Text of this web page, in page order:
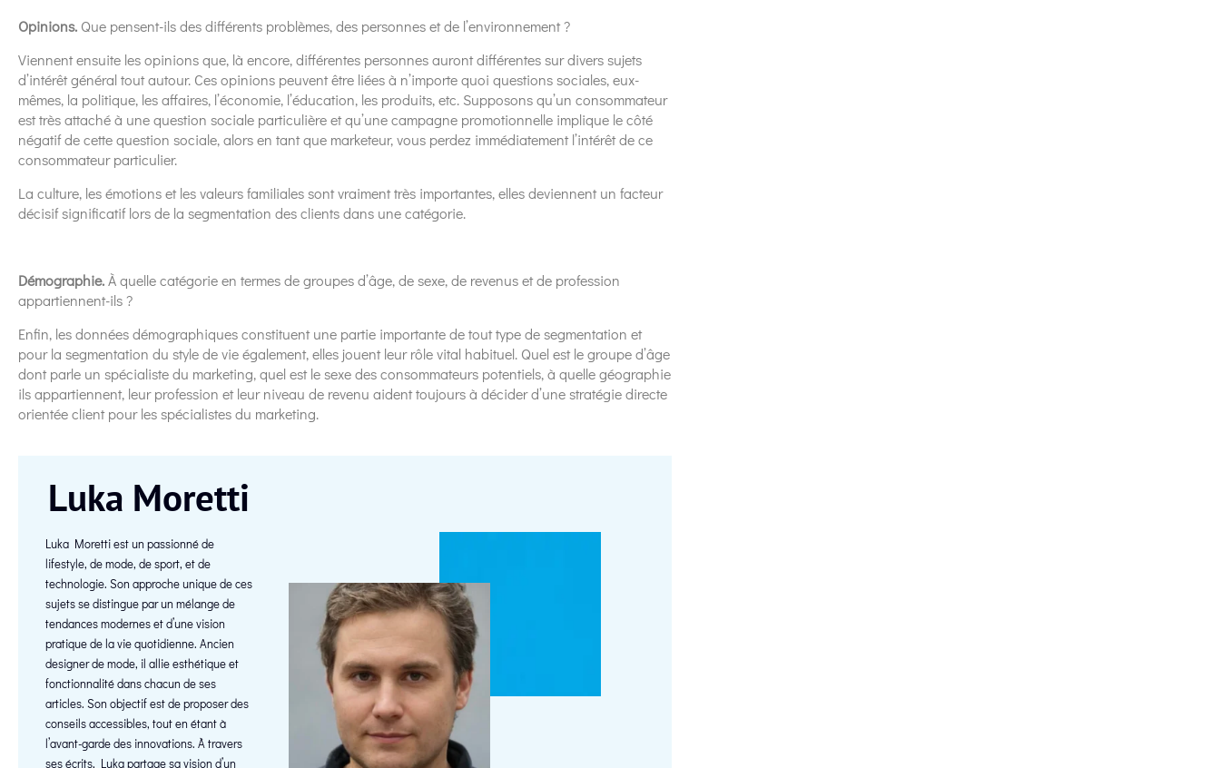
Opinions. Que pensent-ils des différents problèmes, des personnes et de l’environnement ?
Viennent ensuite les opinions que, là encore, différentes personnes auront différentes sur divers sujets
d’intérêt général tout autour. Ces opinions peuvent être liées à n’importe quoi questions sociales, eux-
mêmes, la politique, les affaires, l’économie, l’éducation, les produits, etc. Supposons qu’un consommateur
est très attaché à une question sociale particulière et qu’une campagne promotionnelle implique le côté
négatif de cette question sociale, alors en tant que marketeur, vous perdez immédiatement l’intérêt de ce
consommateur particulier.
La culture, les émotions et les valeurs familiales sont vraiment très importantes, elles deviennent un facteur
décisif significatif lors de la segmentation des clients dans une catégorie.
Démographie.À quelle catégorie en termes de groupes d’âge, de sexe, de revenus et de profession
appartiennent-ils ?
Enfin, les données démographiques constituent une partie importante de tout type de segmentation et
pour la segmentation du style de vie également, elles jouent leur rôle vital habituel. Quel est le groupe d’âge
dont parle un spécialiste du marketing, quel est le sexe des consommateurs potentiels, à quelle géographie
ils appartiennent, leur profession et leur niveau de revenu aident toujours à décider d’une stratégie directe
orientée client pour les spécialistes du marketing.
Luka Moretti
Luka Moretti est un passionné de
lifestyle, de mode, de sport, et de
technologie. Son approche unique de ces
sujets se distingue par un mélange de
tendances modernes et d’une vision
pratique de la vie quotidienne. Ancien
designer de mode, il allie esthétique et
fonctionnalité dans chacun de ses
articles. Son objectif est de proposer des
conseils accessibles, tout en étant à
l’avant-garde des innovations. À travers
ses écrits, Luka partage sa vision d’un